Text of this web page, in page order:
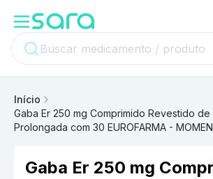
Início
Gaba Er 250 mg Comprimido Revestido
Prolongada com 30 EUROFARMA -
Gaba Er 250 mg